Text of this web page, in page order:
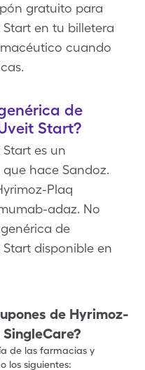
gratuito para
en tu billetera
cuando
de
Start?
es un
hace Sandoz.
Plaq
adaz. No
de
disponible en
de Hyrimoz-
SingleCare?
de las farmacias y
los siguientes: